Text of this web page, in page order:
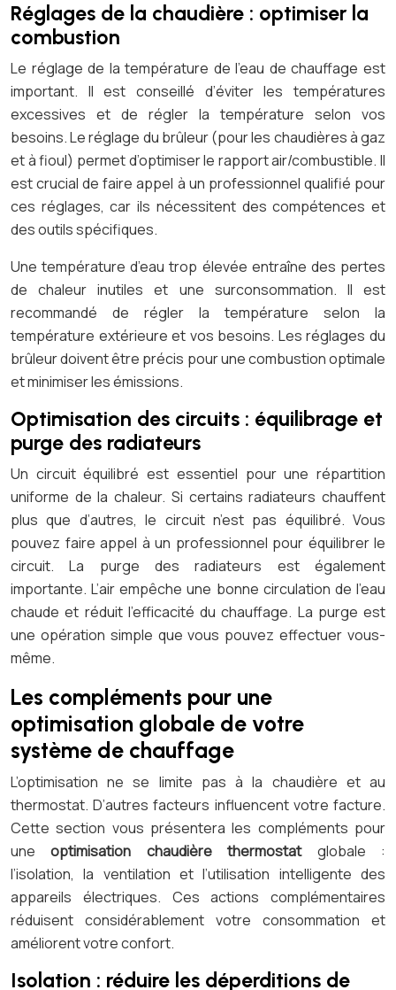
Réglages de la chaudière : optimiser la
combustion
Le réglage de la température de l’eau de chauffage est
important. Il est conseillé d’éviter les températures
excessives et de régler la température selon vos
besoins. Le réglage du brûleur (pour les chaudières à gaz
et à fioul) permet d’optimiser le rapport air/combustible. Il
est crucial de faire appel à un professionnel qualifié pour
ces réglages, car ils nécessitent des compétences et
des outils spécifiques.
Une température d’eau trop élevée entraîne des pertes
de chaleur inutiles et une surconsommation. Il est
recommandé de régler la température selon la
température extérieure et vos besoins. Les réglages du
brûleur doivent être précis pour une combustion optimale
et minimiser les émissions.
Optimisation des circuits : équilibrage et
purge des radiateurs
Un circuit équilibré est essentiel pour une répartition
uniforme de la chaleur. Si certains radiateurs chauffent
plus que d’autres, le circuit n’est pas équilibré. Vous
pouvez faire appel à un professionnel pour équilibrer le
circuit. La purge des radiateurs est également
importante. L’air empêche une bonne circulation de l’eau
chaude et réduit l’efficacité du chauffage. La purge est
une opération simple que vous pouvez effectuer vous-
même.
Les compléments pour une
optimisation globale de votre
système de chauffage
L’optimisation ne se limite pas à la chaudière et au
thermostat. D’autres facteurs influencent votre facture.
Cette section vous présentera les compléments pour
uneoptimisation chaudière thermostat globale :
l’isolation, la ventilation et l’utilisation intelligente des
appareils électriques. Ces actions complémentaires
réduisent considérablement votre consommation et
améliorent votre confort.
Isolation : réduire les déperditions de